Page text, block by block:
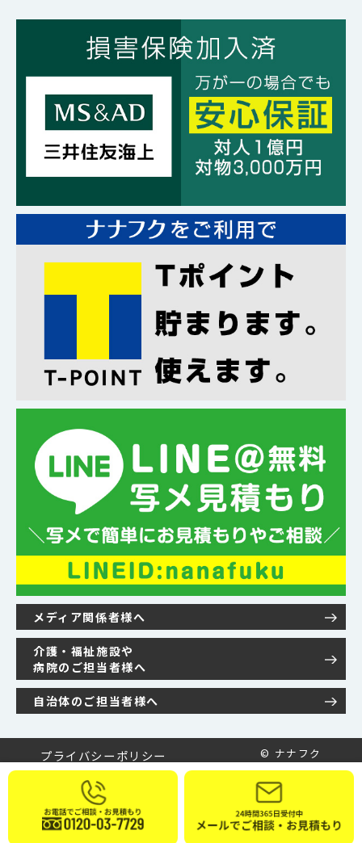
メディア関係者様へ
介護・福祉施設や
病院のご担当者様へ
自治体のご担当者様へ
プライバシーポリシー © ナナフク